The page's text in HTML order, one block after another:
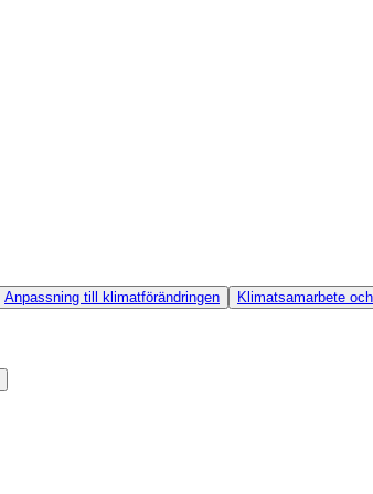
Anpassning till klimatförändringen Klimatsamarbete